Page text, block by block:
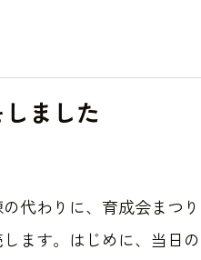
ました
代わりに、育成会まつ
ます。はじめに、当日